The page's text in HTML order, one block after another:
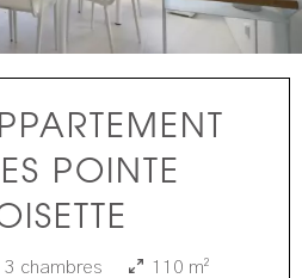
POINTE
3 chambres 110 m²